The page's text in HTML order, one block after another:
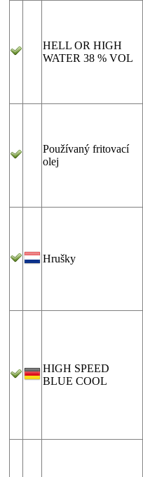
HELL OR HIGH
WATER 38 % VOL
Používaný fritovací
olej
Hrušky
HIGH SPEED
BLUE COOL